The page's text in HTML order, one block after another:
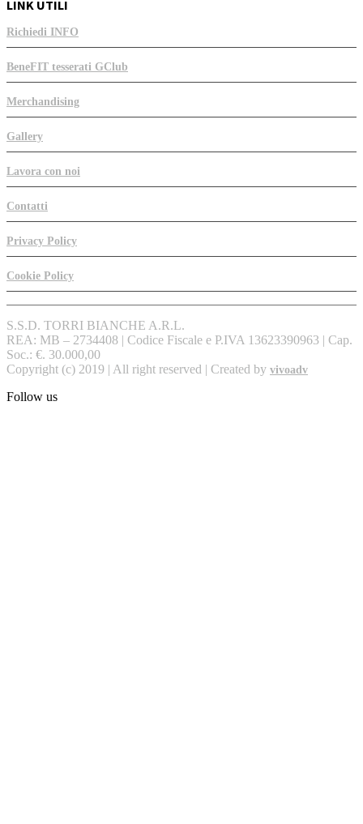
LINK UTILI
Richiedi INFO
BeneFIT tesserati GClub
Merchandising
Gallery
Lavora con noi
Contatti
Privacy Policy
Cookie Policy
S.S.D. TORRI BIANCHE A.R.L.
REA: MB – 2734408 | Codice Fiscale e P.IVA 13623390963 | Cap.
Soc.: €. 30.000,00
Copyright (c) 2019 | All right reserved | Created by vivoadv
Follow us